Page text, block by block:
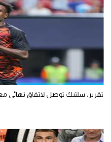
تقرير: سلتيك توصل لاتفاق نهائي